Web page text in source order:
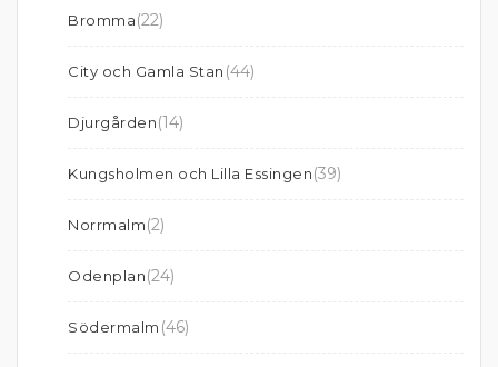
Bromma(22)
City och Gamla Stan (44)
Djurgården(14)
Kungsholmen och Lilla Essingen(39)
Norrmalm(2)
Odenplan(24)
Södermalm (46)